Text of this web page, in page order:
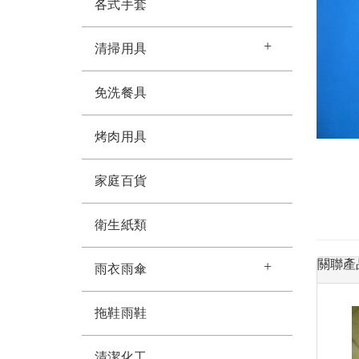
各式手套
清掃用具
免洗餐具
烤肉用具
家庭百貨
衛生紙類
雨衣雨傘
拖鞋雨鞋
關聯產